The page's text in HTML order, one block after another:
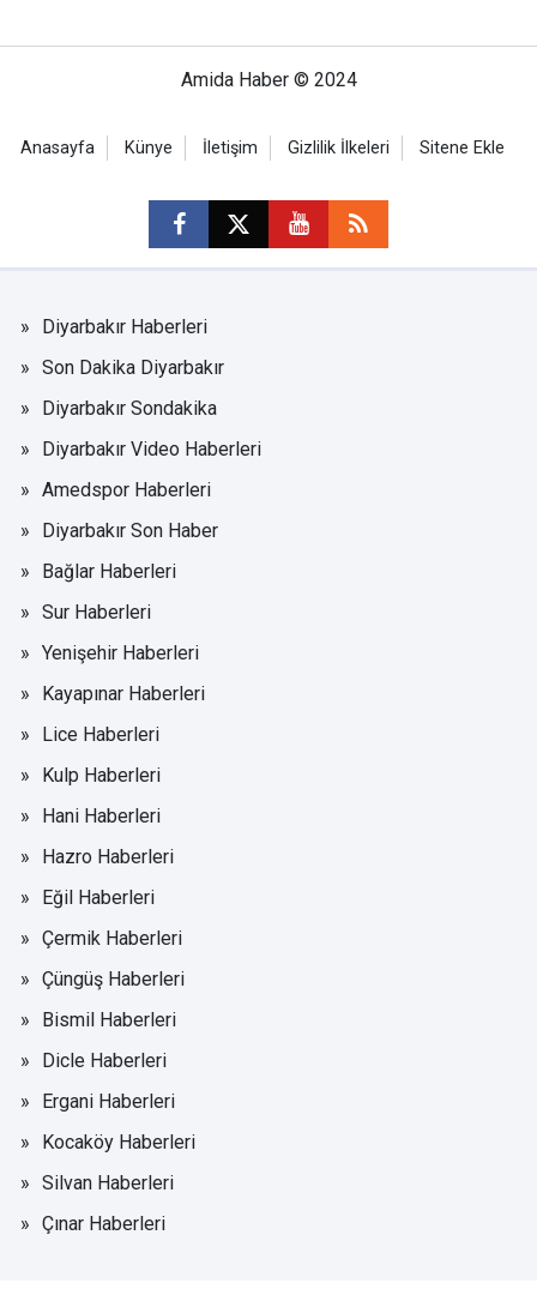
Amida Haber © 2024
Anasayfa Künye İletişim Gizlilik İlkeleri Sitene Ekle
Diyarbakır Haberleri
Son Dakika Diyarbakır
Diyarbakır Sondakika
Diyarbakır Video Haberleri
Amedspor Haberleri
Diyarbakır Son Haber
Bağlar Haberleri
Sur Haberleri
Yenişehir Haberleri
Kayapınar Haberleri
Lice Haberleri
Kulp Haberleri
Hani Haberleri
Hazro Haberleri
Eğil Haberleri
Çermik Haberleri
Çüngüş Haberleri
Bismil Haberleri
Dicle Haberleri
Ergani Haberleri
Kocaköy Haberleri
Silvan Haberleri
Çınar Haberleri